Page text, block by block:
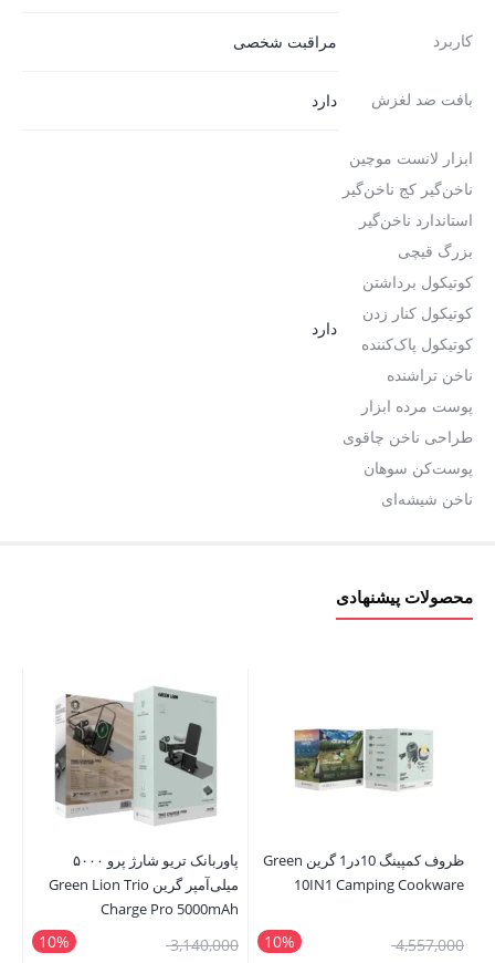
کاربرد مراقبت شخصی
بافت ضد لغزش دارد
ابزار لانست موچین
ناخن‌گیر کج ناخن‌گیر
استاندارد ناخن‌گیر
بزرگ قیچی
کوتیکول برداشتن
کوتیکول کنار زدن
کوتیکول پاک‌کننده
ناخن تراشنده
پوست مرده ابزار
طراحی ناخن چاقوی
پوست‌کن سوهان
ناخن شیشه‌ای
دارد
محصولات پیشنهادی
ظروف کمپینگ 10در1 گرین Green
10IN1 Camping Cookware
10% 4,557,000قیمت
پاوربانک تریو شارژ پرو ۵۰۰۰
میلی‌آمپر گرین Green Lion Trio
Charge Pro 5000mAh
10% 3,140,000قیمت